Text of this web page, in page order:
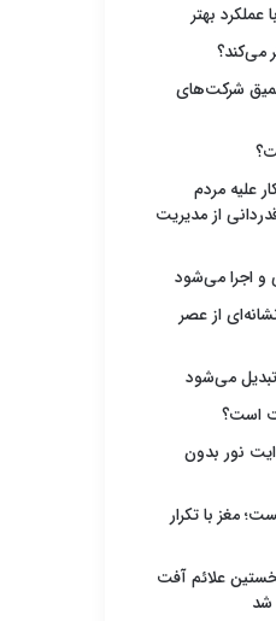
بهتر
می‌کند؟
شرکت‌های
علیه مردم
از مدیریت
و اجرا می‌شود
از عصر
می‌شود
است؟
نور بدون
مغز با تکرار
علائم آفت
شد